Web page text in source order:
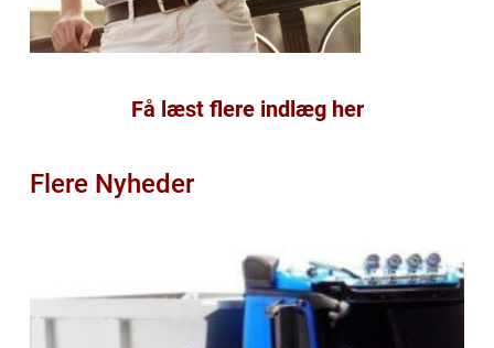
Få læst flere indlæg her
Flere Nyheder